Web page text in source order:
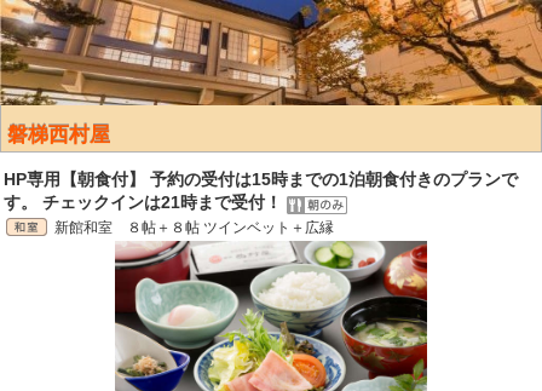
磐梯西村屋
HP専用【朝食付】 予約の受付は15時までの1泊朝食付きのプランで
す。 チェックインは21時まで受付！
新館和室 ８帖＋８帖 ツインベット＋広縁